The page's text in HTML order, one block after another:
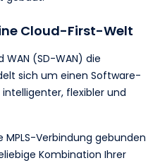
Cloud-First-Welt
(SD-WAN) die
sich um einen Software-
intelligenter, flexibler und
Verbindung gebunden
Kombination Ihrer